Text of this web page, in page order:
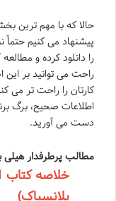
حالا که با مهم ترین
پیشنهاد می کنیم
را دانلود کرده و
راحت می توانید بر
کارتان را راحت تر
اطلاعات صحیح، برگ
دست می آورید.
مطالب پرطرفدار هیلی
بلانسیاک)